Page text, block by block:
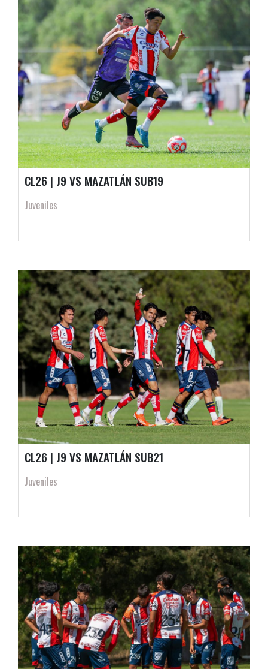
CL26 | J9 VS MAZATLÁN SUB19
Juveniles
CL26 | J9 VS MAZATLÁN SUB21
Juveniles